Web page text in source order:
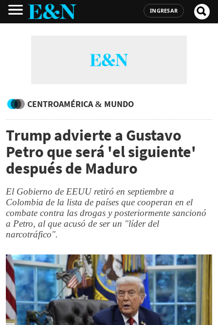
INGRESAR
CENTROAMÉRICA & MUNDO
Trump advierte a Gustavo
Petro que será 'el siguiente'
después de Maduro
El Gobierno de EEUU retiró en septiembre a
Colombia de la lista de países que cooperan en el
combate contra las drogas y posteriormente sancionó
a Petro, al que acusó de ser un "líder del
narcotráfico".